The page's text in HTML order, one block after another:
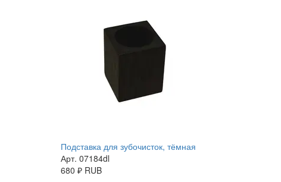
Подставка для зубочисток, тёмная
Арт. 07184dl
680 ₽ RUB